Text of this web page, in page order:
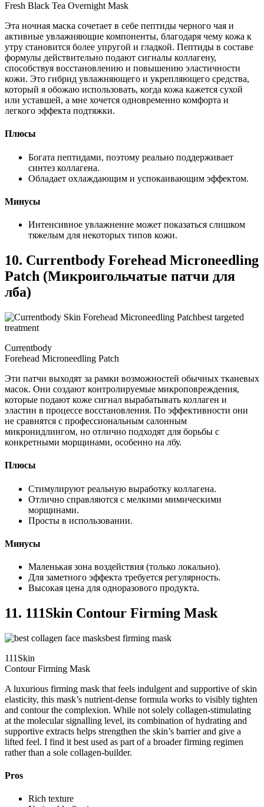
Fresh Black Tea Overnight Mask
Эта ночная маска сочетает в себе пептиды черного чая и
активные увлажняющие компоненты, благодаря чему кожа к
утру становится более упругой и гладкой. Пептиды в составе
формулы действительно подают сигналы коллагену,
способствуя восстановлению и повышению эластичности
кожи. Это гибрид увлажняющего и укрепляющего средства,
который я обожаю использовать, когда кожа кажется сухой
или уставшей, а мне хочется одновременно комфорта и
легкого эффекта подтяжки.
Плюсы
Богата пептидами, поэтому реально поддерживает
синтез коллагена.
Обладает охлаждающим и успокаивающим эффектом.
Минусы
Интенсивное увлажнение может показаться слишком
тяжелым для некоторых типов кожи.
10. Currentbody Forehead Microneedling
Patch (Микроигольчатые патчи для
лба)
best targeted
treatment
Currentbody
Forehead Microneedling Patch
Эти патчи выходят за рамки возможностей обычных тканевых
масок. Они создают контролируемые микроповреждения,
которые подают коже сигнал вырабатывать коллаген и
эластин в процессе восстановления. По эффективности они
не сравнятся с профессиональным салонным
микронидлингом, но отлично подходят для борьбы с
конкретными морщинами, особенно на лбу.
Плюсы
Стимулируют реальную выработку коллагена.
Отлично справляются с мелкими мимическими
морщинами.
Просты в использовании.
Минусы
Маленькая зона воздействия (только локально).
Для заметного эффекта требуется регулярность.
Высокая цена для одноразового продукта.
11. 111Skin Contour Firming Mask
best firming mask
111Skin
Contour Firming Mask
A luxurious firming mask that feels indulgent and supportive of skin
elasticity, this mask’s nutrient-dense formula works to visibly tighten
and contour the complexion. While not solely collagen-stimulating
at the molecular signalling level, its combination of hydrating and
supportive extracts helps strengthen the skin’s barrier and give a
lifted feel. I find it best used as part of a broader firming regimen
rather than a sole collagen-builder.
Pros
Rich texture